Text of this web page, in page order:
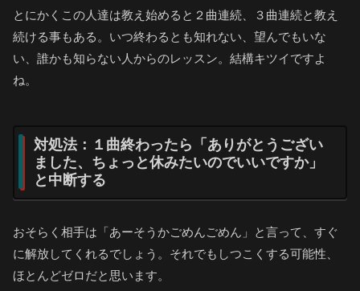
とにかくこの人達は教え始めると２曲連続、３曲連続と教え
続ける事もある。いつ終わるとも知れない、望んでもいな
い、誰かも知らない人からのレッスン。結構キツイですよ
ね。
対処法：１曲終わったら「ありがとうござい
ました、ちょっと休みたいのでいいですか」
と中断する
おそらく相手は「あーそうかごめんごめん」と言って、すぐ
に解放してくれるでしょう。それでもしつこくする可能性、
ほとんどゼロだと思います。